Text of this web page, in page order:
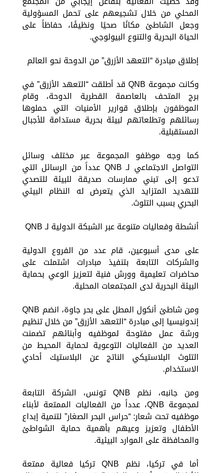
المحلي من خلال تشجيعهم على تحمل المسؤولية
وجعل الشاطئ مكانًا صحيًا ونظيفًا، حفاظاً على
الحياة البحرية والتنوع البيولوجي.
إطلاق مبادرة “التعهد الأزرق” من الدوحة نحو العالم
وكانت مجموعة QNB قد أطلقت “التعهد الأزرق” في
برج المتحف بالعاصمة القطرية الدوحة، وقام
الموظفون بإطلاق قوارير الأمنيات التي حملوها
رسائلهم وتطلعاتهم لبيئة بحرية مستدامة للأجبال
المستقبلية.
كما وجه موظفو المجموعة عبر مختلف وسائل
التواصل الاجتماعي لـ QNB عدداً من الرسائل التي
تدعو إلى تبني ممارسات صديقة للبيئة للتصدي
للتهديد المتزايد الذي يتعرض له النظام البيئي
البحري بسبب التلوث.
أنشطة وفعاليات متنوعة عبر الشبكة الدولية لـ QNB
على مدى أسبوعين، قام عدد من الفروع الدولية
والشركات التابعة بتنفيذ مبادرات اشتملت على
محاضرات تعليمية وورش فنية لتعزيز الوعي بحماية
البيئة البحرية لدى المجتمعات المحلية.
ومن شاطئ أنكول المطل على بحر جاوة، انضم QNB
إندونيسيا إلى مبادرة “التعهد الأزرق” من خلال تنظيم
ورشة عمل مفتوحة لموظفيه وأبنائهم تضمنت
العديد من الفعاليات التوعوية لحماية المحيط من
التلوث البلاستيكي الناتج عن البلاستيك أحادي
الاستخدام.
ومن جانبه، نظم QNB تونس، الشركة التابعة
لمجموعة QNB، عدداً من الفعاليات الممتعة لأبناء
موظفيه تحت شعار: “حراس البحر الصغار” لتنمية إبداع
الأطفال وتعزيز وعيهم بأهمية حماية الشواطئ
والمحافظة على الموارد البيئية.
أما في تركيا، نظم QNB تركيا فعالية ممتعة